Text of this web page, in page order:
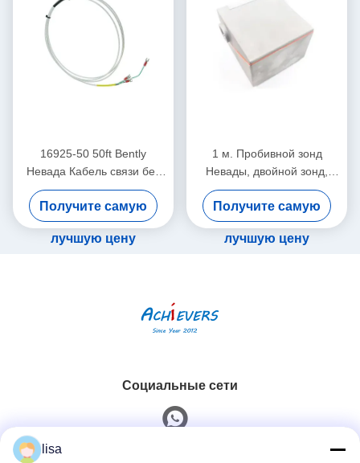
16925-50 50ft Bently
Невада Кабель связи без
брони
Получите самую
лучшую цену
1 м. Пробивной зонд
Невады, двойной зонд,
вибрационный датчик
26530-12-10-00-000-309-
00-03-01
Получите самую
лучшую цену
Социальные сети
lisa